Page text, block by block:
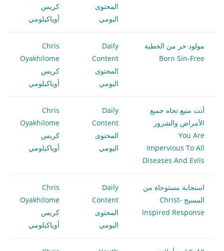
المحتوى
اليومي
كريس
أوياكيلومي
مولود حر من الخطية
Born Sin-Free
Daily
Content
المحتوى
اليومي
Chris
Oyakhilome
كريس
أوياكيلومي
أنت منيع تجاه جميع
الأمراض والشرور
You Are
Impervious To All
Diseases And Evils
Daily
Content
المحتوى
اليومي
Chris
Oyakhilome
كريس
أوياكيلومي
استجابة مستوحاة من
المسيح Christ-
Inspired Response
Daily
Content
المحتوى
اليومي
Chris
Oyakhilome
كريس
أوياكيلومي